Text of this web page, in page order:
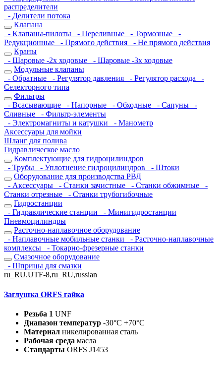
распределители
- Делители потока
Клапана
- Клапаны-пилоты
- Переливные - Тормозные
-
Редукционные
- Прямого действия
- Не прямого действия
Краны
- Шаровые -2х ходовые
- Шаровые -3х ходовые
Модульные клапаны
- Обратные
- Регулятор давления - Регулятор расхода
-
Селекторного типа
Фильтры
- Всасывающие
- Напорные - Обходные - Сапуны
-
Сливные
- Фильтр-элементы
- Электромагниты и катушки
- Манометр
Аксессуары для мойки
Шланг для полива
Гидравлическое масло
Комплектующие для гидроцилиндров
- Трубы
- Уплотнение гидроцилиндров
- Штоки
Оборудование для производства РВД
- Аксессуары
- Станки зачистные - Станки обжимные
-
Станки отрезные
- Станки трубогибочные
Гидростанции
- Гидравлические станции
- Минигидростанции
Пневмоцилиндры
Расточно-наплавочное оборудование
- Наплавочные мобильные станки
- Расточно-наплавочные
комплексы
- Токарно-фрезерные станки
Смазочное оборудование
- Шприцы для смазки
ru_RU.UTF-8,ru_RU,russian
Заглушка ORFS гайка
Резьба 1 UNF
Диапазон температур -30°C +70°C
Материал никелированная сталь
Рабочая среда масла
Стандарты ORFS J1453